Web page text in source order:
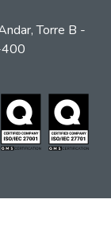
Torre B -
400